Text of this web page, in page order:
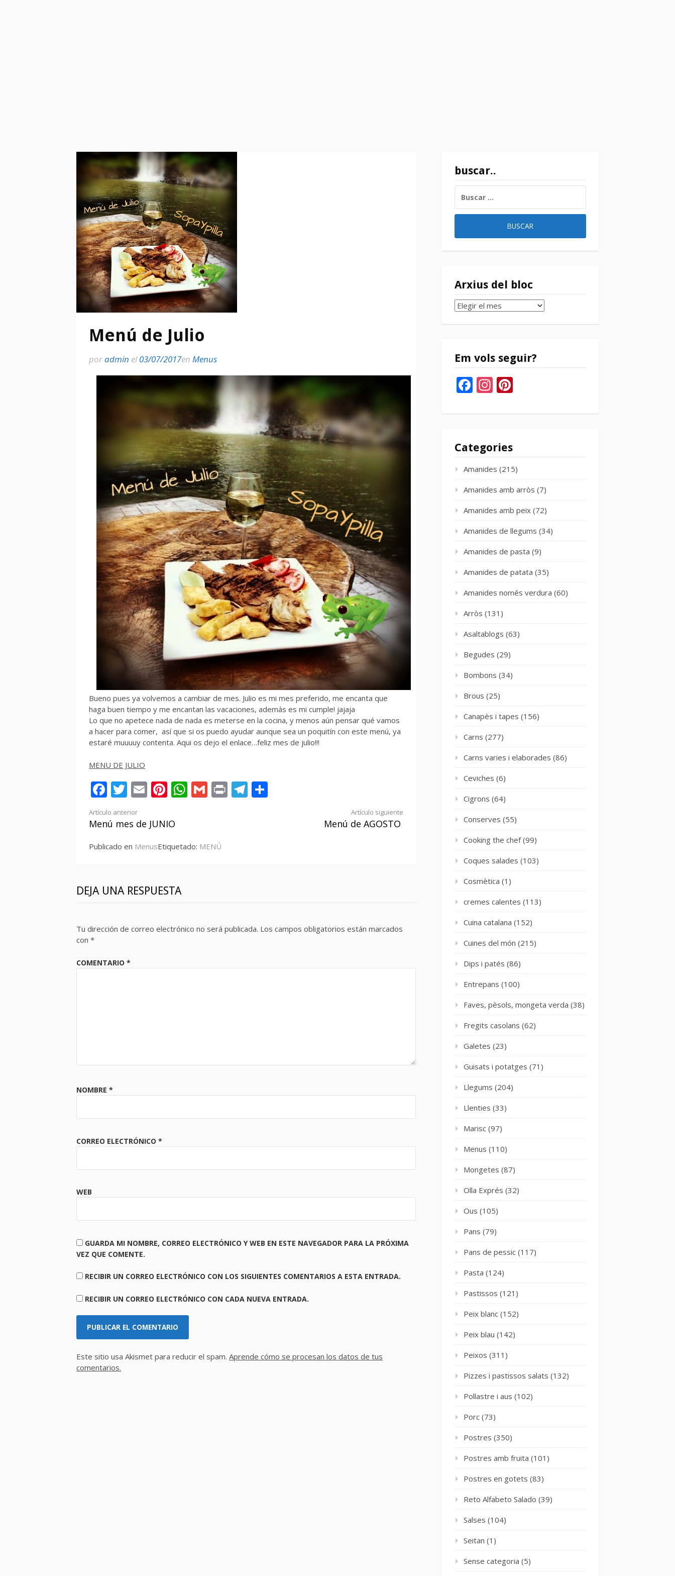
Menú de Julio
poradmin el03/07/2017en Menus
Bueno pues ya volvemos a cambiar de mes. Julio es mi mes preferido, me encanta que
haga buen tiempo y me encantan las vacaciones, además es mi cumple! jajaja
Lo que no apetece nada de nada es meterse en la cocina, y menos aún pensar qué vamos
a hacer para comer, así que si os puedo ayudar aunque sea un poquitín con este menú, ya
estaré muuuuy contenta. Aqui os dejo el enlace…feliz mes de julio!!!
MENU DE JULIO
Facebook
Twitter
EmailPinterest
WhatsApp
GmailPrintTelegram
Seguir
Artículo anterior
Menú mes de JUNIO
Artículo siguiente
Menú de AGOSTO
Publicado en MenusEtiquetado: MENÚ
DEJA UNA RESPUESTA
Tu dirección de correo electrónico no será publicada. Los campos obligatorios están marcados
con *
COMENTARIO *
NOMBRE *
CORREO ELECTRÓNICO *
WEB
GUARDA MI NOMBRE, CORREO ELECTRÓNICO Y WEB EN ESTE NAVEGADOR PARA LA PRÓXIMA
VEZ QUE COMENTE.
RECIBIR UN CORREO ELECTRÓNICO CON LOS SIGUIENTES COMENTARIOS A ESTA ENTRADA.
RECIBIR UN CORREO ELECTRÓNICO CON CADA NUEVA ENTRADA.
Este sitio usa Akismet para reducir el spam. Aprende cómo se procesan los datos de tus
comentarios.
buscar..
Arxius del bloc
Arxius
bloc
Em vols seguir?
Facebook
Instagram
Categories
Amanides (215)
Amanides amb arròs (7)
Amanides amb peix (72)
Amanides de llegums (34)
Amanides de pasta (9)
Amanides de patata (35)
Amanides només verdura (60)
Arròs (131)
Asaltablogs (63)
Begudes (29)
Bombons (34)
Brous (25)
Canapès i tapes (156)
Carns (277)
Carns varies i elaborades (86)
Ceviches (6)
Cigrons (64)
Conserves (55)
Cooking the chef(99)
Coques salades (103)
Cosmètica (1)
cremes calentes (113)
Cuina catalana (152)
Cuines del món (215)
Dips i patés (86)
Entrepans (100)
Faves, pèsols, mongeta verda (38)
Fregits casolans (62)
Galetes (23)
Guisats i potatges (71)
Llegums (204)
Llenties (33)
Marisc (97)
Menus (110)
Mongetes (87)
Olla Exprés (32)
Ous (105)
Pans (79)
Pans de pessic (117)
Pasta (124)
Pastissos (121)
Peix blanc (152)
Peix blau (142)
Peixos (311)
Pizzes i pastissos salats (132)
Pollastre i aus (102)
Porc (73)
Postres (350)
Postres amb fruita (101)
Postres en gotets (83)
Reto Alfabeto Salado (39)
Salses (104)
Seitan (1)
Sense categoria (5)